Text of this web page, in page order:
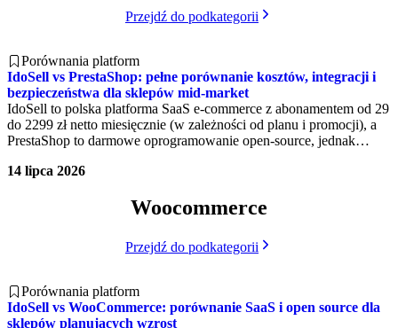
Przejdź do podkategorii
Porównania platform
IdoSell vs PrestaShop: pełne porównanie kosztów, integracji i
bezpieczeństwa dla sklepów mid-market
IdoSell to polska platforma SaaS e-commerce z abonamentem od 29
do 2299 zł netto miesięcznie (w zależności od planu i promocji), a
PrestaShop to darmowe oprogramowanie open-source, jednak
market wynosi zwykle 2000-8000 zł miesięcznie po uwzględnieniu
14 lipca 2026
Woocommerce
Przejdź do podkategorii
Porównania platform
IdoSell vs WooCommerce: porównanie SaaS i open source dla
sklepów planujących wzrost